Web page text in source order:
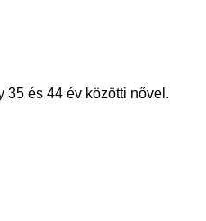
35 és 44 év közötti nővel.